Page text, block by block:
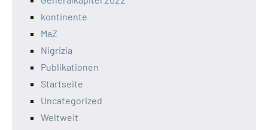
kontinente
MaZ
Nigrizia
Publikationen
Startseite
Uncategorized
Weltweit